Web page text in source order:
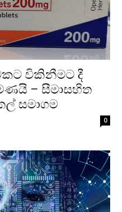
විකිනීමට දී
– සීමාසහිත
සමාගම
0